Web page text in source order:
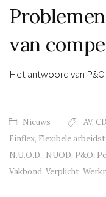
van
Het antwoord van
Nieuws AV, CD
Finflex, Flexibele
N.U.O.D., NUOD, P&O,
Vakbond, Verplicht,